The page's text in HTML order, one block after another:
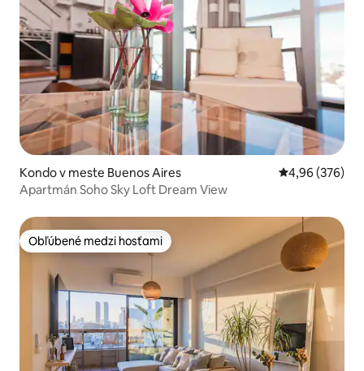
Kondo v meste Buenos Aires Priemerné
4,96 (376)
Apartmán Soho Sky Loft Dream View
Obľúbené medzi hosťami
Obľúbené medzi hosťami